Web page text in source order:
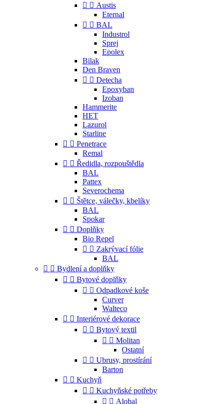
  Austis
Eternal
  BAL
Industrol
Sprej
Epolex
Bilak
Den Braven
  Detecha
Epoxyban
Izoban
Hammerite
HET
Lazurol
Starline
  Penetrace
Remal
  Ředidla, rozpouštědla
BAL
Pattex
Severochema
  Štětce, válečky, kbelíky
BAL
Spokar
  Doplňky
Bio Repel
  Zakrývací fólie
BAL
  Bydlení a doplňky
  Bytové doplňky
  Odpadkové koše
Curver
Walteco
  Interiérové dekorace
  Bytový textil
  Molitan
Ostatní
  Ubrusy, prostírání
Barton
  Kuchyň
  Kuchyňské potřeby
  Alobal